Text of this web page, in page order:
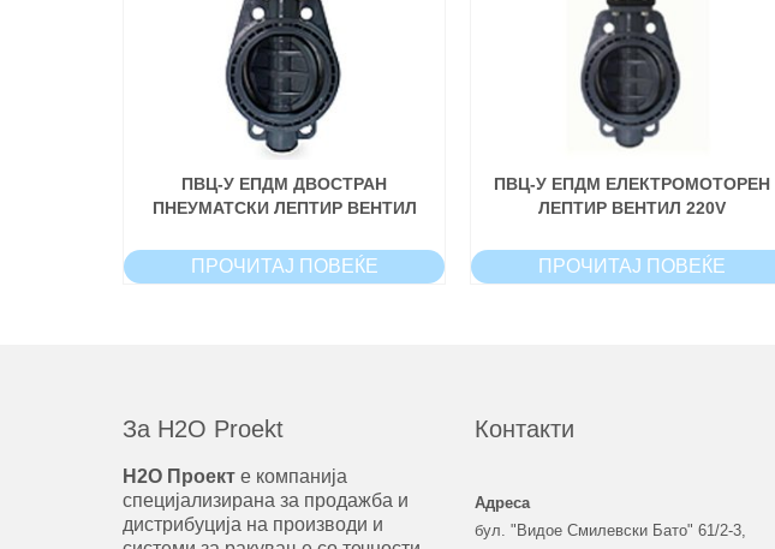
ПВЦ-У ЕПДМ ДВОСТРАН
ПНЕУМАТСКИ ЛЕПТИР ВЕНТИЛ
ПРОЧИТАЈ ПОВЕЌЕ
ПВЦ-У ЕПДМ ЕЛЕКТРОМОТОРЕН
ЛЕПТИР ВЕНТИЛ 220V
ПРОЧИТАЈ ПОВЕЌЕ
За H2O Proekt
Н2О Проект е компанија
специјализирана за продажба и
дистрибуција на производи и
Контакти
Адреса
бул. "Видое Смилевски Бато" 61/2-3,